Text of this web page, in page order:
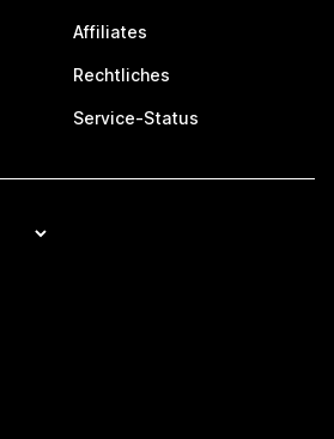
Affiliates
Rechtliches
Service-Status